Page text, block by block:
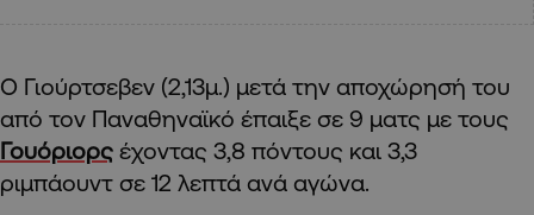
Ο Γιούρτσεβεν (2,13μ.) μετά την αποχώρησή του
από τον Παναθηναϊκό έπαιξε σε 9 ματς με τους
Γουόριορς έχοντας 3,8 πόντους και 3,3
ριμπάουντ σε 12 λεπτά ανά αγώνα.